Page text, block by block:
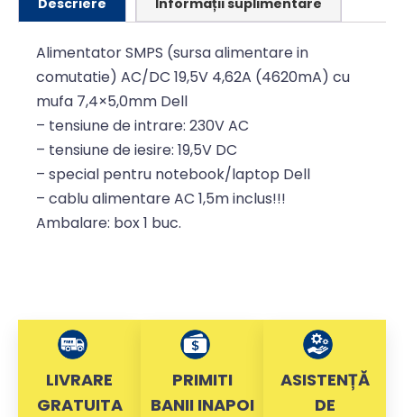
Alimentator SMPS (sursa alimentare in
comutatie) AC/DC 19,5V 4,62A (4620mA) cu
mufa 7,4×5,0mm Dell
– tensiune de intrare: 230V AC
– tensiune de iesire: 19,5V DC
– special pentru notebook/laptop Dell
– cablu alimentare AC 1,5m inclus!!!
Ambalare: box 1 buc.
LIVRARE
GRATUITA
PRIMITI
BANII INAPOI
ASISTENȚĂ
DE